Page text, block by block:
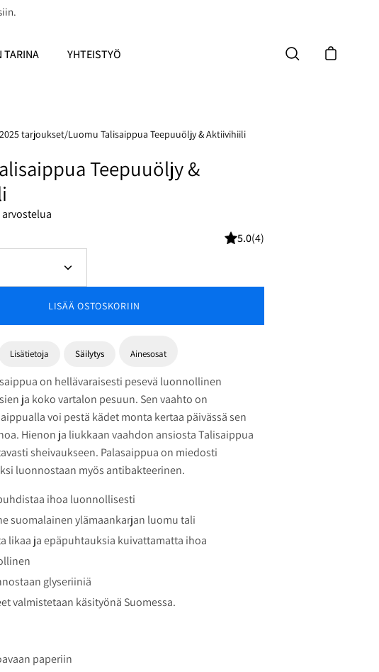
TARINA YHTEISTYÖ
Avaa hakupalkki
Avaa
tarjoukset/Luomu Talisaippua Teepuuöljy & Aktiivihiili
Teepuuöljy &
arvostelua
5.0(4)
Lisää
LISÄÄ OSTOSKORIIN
Lisätietoja Säilytys Ainesosat
on hellävaraisesti pesevä luonnollinen
ja koko vartalon pesuun. Sen vaahto on
voi pestä kädet monta kertaa päivässä sen
Hienon ja liukkaan vaahdon ansiosta Talisaippua
sheivaukseen. Palasaippua on miedosti
luonnostaan myös antibakteerinen.
ihoa luonnollisesti
suomalainen ylämaankarjan luomu tali
likaa ja epäpuhtauksia kuivattamatta ihoa
glyseriiniä
valmistetaan käsityönä Suomessa.
paperiin